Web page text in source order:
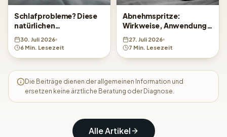
Schlafprobleme? Diese
natürlichen
Behandlungsmethoden
helfen
30. Juli 2026
6 Min. Lesezeit
Abnehmspritze:
Wirkweise, Anwendung
und was Sie wissen
sollten
27. Juli 2026
7 Min. Lesezeit
Die Beiträge dienen der allgemeinen Information und
ersetzen keine ärztliche Beratung oder Diagnose.
Alle Artikel